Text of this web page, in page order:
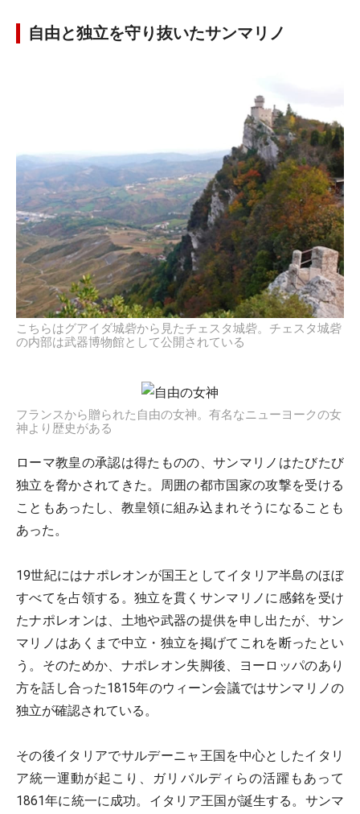
自由と独立を守り抜いたサンマリノ
こちらはグアイダ城砦から見たチェスタ城砦。チェスタ城砦
の内部は武器博物館として公開されている
フランスから贈られた自由の女神。有名なニューヨークの女
神より歴史がある
ローマ教皇の承認は得たものの、サンマリノはたびたび
独立を脅かされてきた。周囲の都市国家の攻撃を受ける
こともあったし、教皇領に組み込まれそうになることも
あった。
19世紀にはナポレオンが国王としてイタリア半島のほぼ
すべてを占領する。独立を貫くサンマリノに感銘を受け
たナポレオンは、土地や武器の提供を申し出たが、サン
マリノはあくまで中立・独立を掲げてこれを断ったとい
う。そのためか、ナポレオン失脚後、ヨーロッパのあり
方を話し合った1815年のウィーン会議ではサンマリノの
独立が確認されている。
その後イタリアでサルデーニャ王国を中心としたイタリ
ア統一運動が起こり、ガリバルディらの活躍もあって
1861年に統一に成功。イタリア王国が誕生する。サンマ